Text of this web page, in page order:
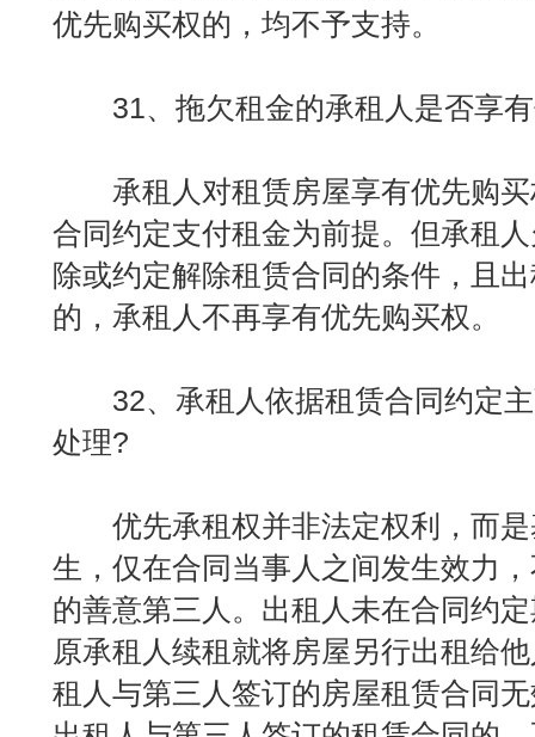
优先购买权的，均不予支持。
31、拖欠租金的承租人是否享有
承租人对租赁房屋享有优先购买
合同约定支付租金为前提。但承租
除或约定解除租赁合同的条件，且
的，承租人不再享有优先购买权。
32、承租人依据租赁合同约定主
处理?
优先承租权并非法定权利，而是
生，仅在合同当事人之间发生效力
的善意第三人。出租人未在合同约
原承租人续租就将房屋另行出租给
租人与第三人签订的房屋租赁合同